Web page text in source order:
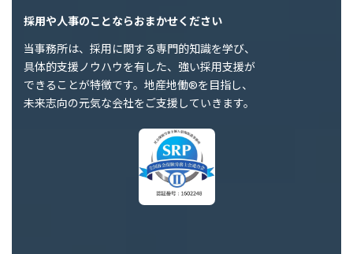
採用や人事のことならおまかせください
当事務所は、採用に関する専門的知識を学び、
具体的支援ノウハウを有した、強い採用支援が
できることが特徴です。地産地働®を目指し、
未来志向の元気な会社をご支援していきます。